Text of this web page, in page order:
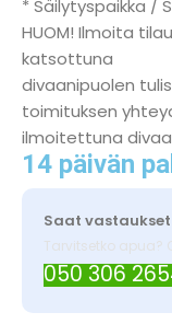
* Säilytyspaikka /
HUOM! Ilmoita
katsottuna
divaanipuolen
toimituksen
ilmoitettuna
14 päivän
Saat
Tarvitsetko apua?
050 306